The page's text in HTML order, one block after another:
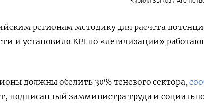
регионам методику для расчета
и установило KPI по «легализации»
должны обелить 30% теневого сектора,
подписанный замминистра труда и